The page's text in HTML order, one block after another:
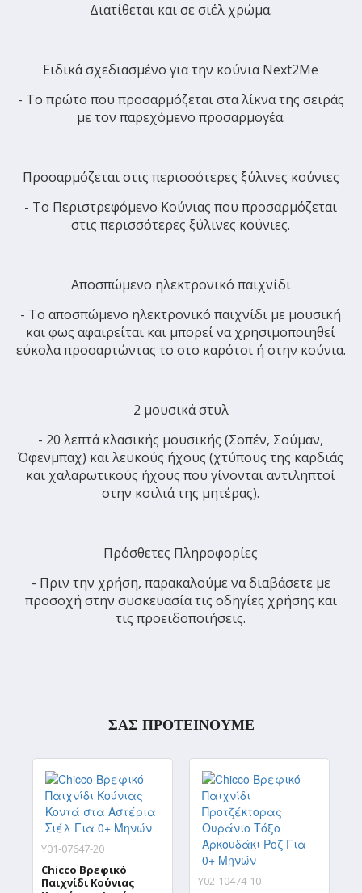
Διατίθεται και σε σιέλ χρώμα.
Ειδικά σχεδιασμένο για την κούνια Next2Me
- Το πρώτο που προσαρμόζεται στα λίκνα της σειράς
με τον παρεχόμενο προσαρμογέα.
Προσαρμόζεται στις περισσότερες ξύλινες κούνιες
- Το Περιστρεφόμενο Κούνιας που προσαρμόζεται
στις περισσότερες ξύλινες κούνιες.
Αποσπώμενο ηλεκτρονικό παιχνίδι
- Το αποσπώμενο ηλεκτρονικό παιχνίδι με μουσική
και φως αφαιρείται και μπορεί να χρησιμοποιηθεί
εύκολα προσαρτώντας το στο καρότσι ή στην κούνια.
2 μουσικά στυλ
- 20 λεπτά κλασικής μουσικής (Σοπέν, Σούμαν,
Όφενμπαχ) και λευκούς ήχους (χτύπους της καρδιάς
και χαλαρωτικούς ήχους που γίνονται αντιληπτοί
στην κοιλιά της μητέρας).
Πρόσθετες Πληροφορίες
- Πριν την χρήση, παρακαλούμε να διαβάσετε με
προσοχή στην συσκευασία τις οδηγίες χρήσης και
τις προειδοποιήσεις.
ΣΑΣ ΠΡΟΤΕΙΝΟΥΜΕ
Y01-07647-20
Chicco Βρεφικό
Παιχνίδι Κούνιας
Y02-10474-10